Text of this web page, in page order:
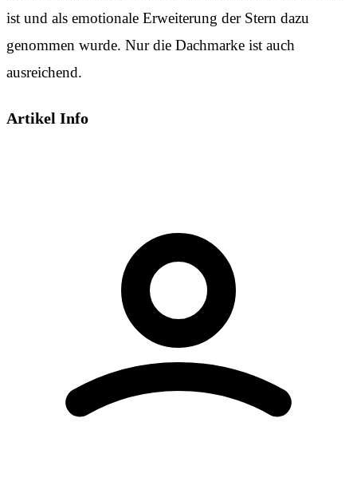
ist und als emotionale Erweiterung der Stern dazu
genommen wurde. Nur die Dachmarke ist auch
ausreichend.
Artikel Info